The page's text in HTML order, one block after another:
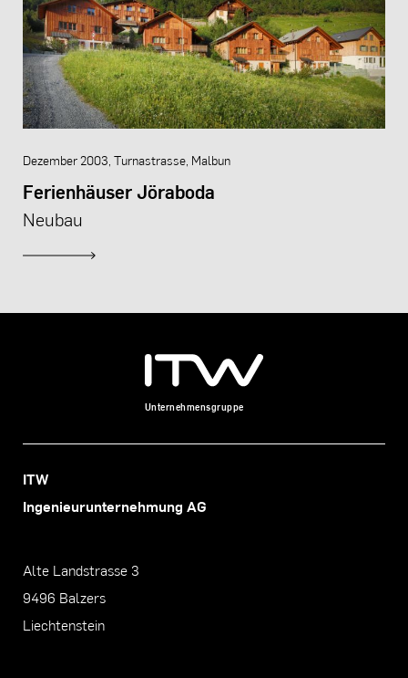
Dezember 2003, Turnastrasse, Malbun
Ferienhäuser Jöraboda
Neubau
Unternehmensgruppe
ITW
Ingenieurunternehmung AG
Alte Landstrasse 3
9496 Balzers
Liechtenstein